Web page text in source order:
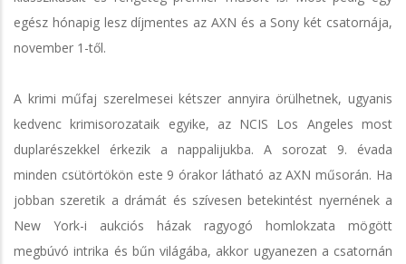
egész hónapig lesz díjmentes az AXN és a Sony két csatornája,
november 1-től.
A krimi műfaj szerelmesei kétszer annyira örülhetnek, ugyanis
kedvenc krimisorozataik egyike, az NCIS Los Angeles most
duplarészekkel érkezik a nappalijukba. A sorozat 9. évada
minden csütörtökön este 9 órakor látható az AXN műsorán. Ha
jobban szeretik a drámát és szívesen betekintést nyernének a
New York-i aukciós házak ragyogó homlokzata mögött
megbúvó intrika és bűn világába, akkor ugyanezen a csatornán